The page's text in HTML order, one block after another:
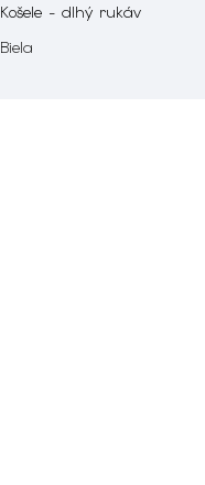
Košele - dlhý rukáv
Biela